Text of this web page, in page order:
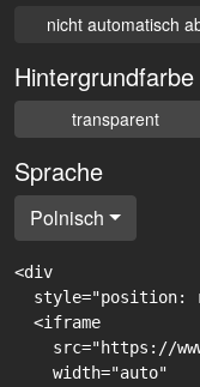
nicht automatisch
Hintergrundfarbe
transparent
Sprache
Polnisch
<div
style="position:
  <iframe
src="https://
    width="auto"